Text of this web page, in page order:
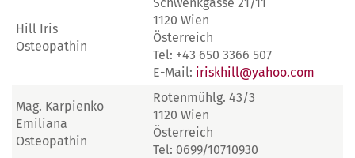
Hill Iris
Osteopathin
1120 Wien
Österreich
Tel: +43 650 3366 507
E-Mail: iriskhill@yahoo.com
Mag. Karpienko
Emiliana
Osteopathin
Rotenmühlg. 43/3
1120 Wien
Österreich
Tel: 0699/10710930